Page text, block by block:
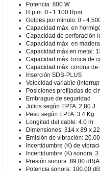
Potencia: 800 W
R.p.m: 0 - 1.100 Rpm
Golpes por minuto: 0 -
Capacidad máx. en
Capacidad de perforación
Capacidad máx. en
Capacidad máx en metal:
Capacidad máx. broca de
Capacidad máx. corona de
Inserción SDS-PLUS
Velocidad variable
Posiciones prefijadas de
Embrague de seguridad
Julios según EPTA: 2,80 J
Peso según EPTA: 3.4 Kg
Longitud del cable: 4.0 m
Dimensiones: 314 x 89 x
Emisión de vibración:
Incertidumbre (K) de
Incertidumbre (K) sonora:
Presión sonora: 89.00
Potencia sonora: 100.00